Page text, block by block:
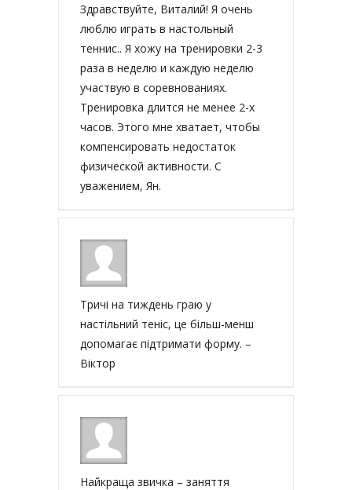
Здравствуйте, Виталий! Я очень
люблю играть в настольный
теннис.. Я хожу на тренировки 2-3
раза в неделю и каждую неделю
участвую в соревнованиях.
Тренировка длится не менее 2-х
часов. Этого мне хватает, чтобы
компенсировать недостаток
физической активности. С
уважением, Ян.
Тричі на тиждень граю у
настільний теніс, це більш-менш
допомагає підтримати форму. –
Віктор
Найкраща звичка – заняття